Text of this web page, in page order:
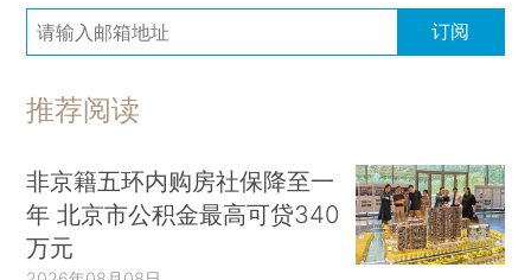
订阅
推荐阅读
非京籍五环内购房社保降至一
年 北京市公积金最高可贷340
万元